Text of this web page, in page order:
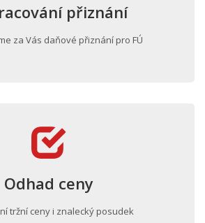
přiznání
za Vás daňové přiznání pro FÚ
Odhad ceny
tržní ceny i znalecký posudek